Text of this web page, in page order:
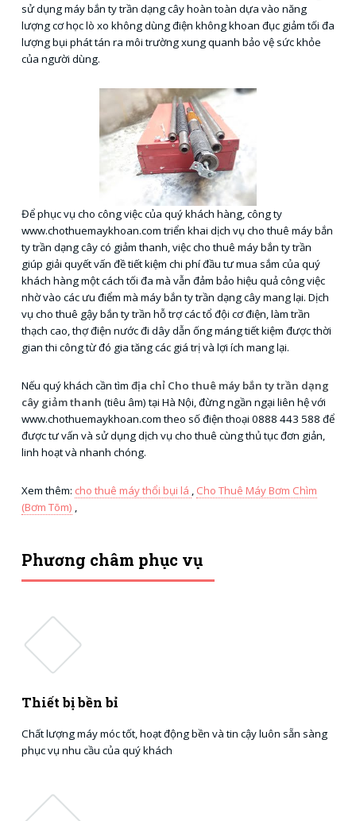
sử dụng máy bắn ty trần dạng cây hoàn toàn dựa vào năng
lượng cơ học lò xo không dùng điện không khoan đục giảm tối đa
lượng bụi phát tán ra môi trường xung quanh bảo vệ sức khỏe
của người dùng.
Để phục vụ cho công việc của quý khách hàng, công ty
www.chothuemaykhoan.com triển khai dịch vụ cho thuê máy bắn
ty trần dạng cây có giảm thanh, việc cho thuê máy bắn ty trần
giúp giải quyết vấn đề tiết kiệm chi phí đầu tư mua sắm của quý
khách hàng một cách tối đa mà vẫn đảm bảo hiệu quả công việc
nhờ vào các ưu điểm mà máy bắn ty trần dạng cây mang lại. Dịch
vụ cho thuê gậy bắn ty trần hỗ trợ các tổ đội cơ điện, làm trần
thạch cao, thợ điện nước đi dây dẫn ống máng tiết kiệm được thời
gian thi công từ đó gia tăng các giá trị và lợi ích mang lại.
Nếu quý khách cần tìm địa chỉ Cho thuê máy bắn ty trần dạng
cây giảm thanh (tiêu âm) tại Hà Nội, đừng ngần ngại liên hệ với
www.chothuemaykhoan.com theo số điện thoại 0888 443 588 để
được tư vấn và sử dụng dịch vụ cho thuê cùng thủ tục đơn giản,
linh hoạt và nhanh chóng.
Xem thêm: cho thuê máy thổi bụi lá , Cho Thuê Máy Bơm Chìm
(Bơm Tõm) ,
Phương châm phục vụ
Thiết bị bền bỉ
Chất lượng máy móc tốt, hoạt động bền và tin cậy luôn sẵn sàng
phục vụ nhu cầu của quý khách